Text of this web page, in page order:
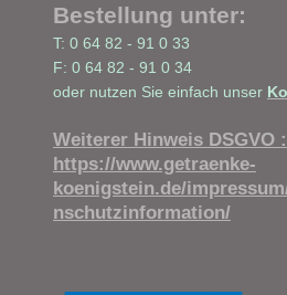
Bestellung unter:
T: 0 64 82 - 91 0 33
F: 0 64 82 - 91 0 34
oder nutzen Sie einfach unser
Weiterer Hinweis DSGVO :
https://www.getraenke-
koenigstein.de/
nschutzinformation/